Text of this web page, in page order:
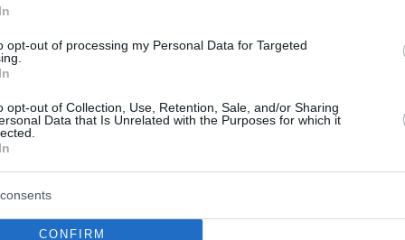
opt-out of processing my Personal Data for Targeted
opt-out of Collection, Use, Retention, Sale, and/or Sharing
Data that Is Unrelated with the Purposes for which it
CONFIRM